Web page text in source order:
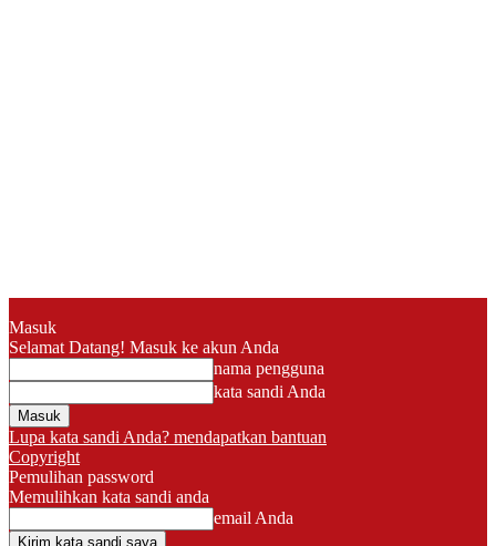
Masuk
Selamat Datang! Masuk ke akun Anda
nama pengguna
kata sandi Anda
Lupa kata sandi Anda? mendapatkan bantuan
Copyright
Pemulihan password
Memulihkan kata sandi anda
email Anda